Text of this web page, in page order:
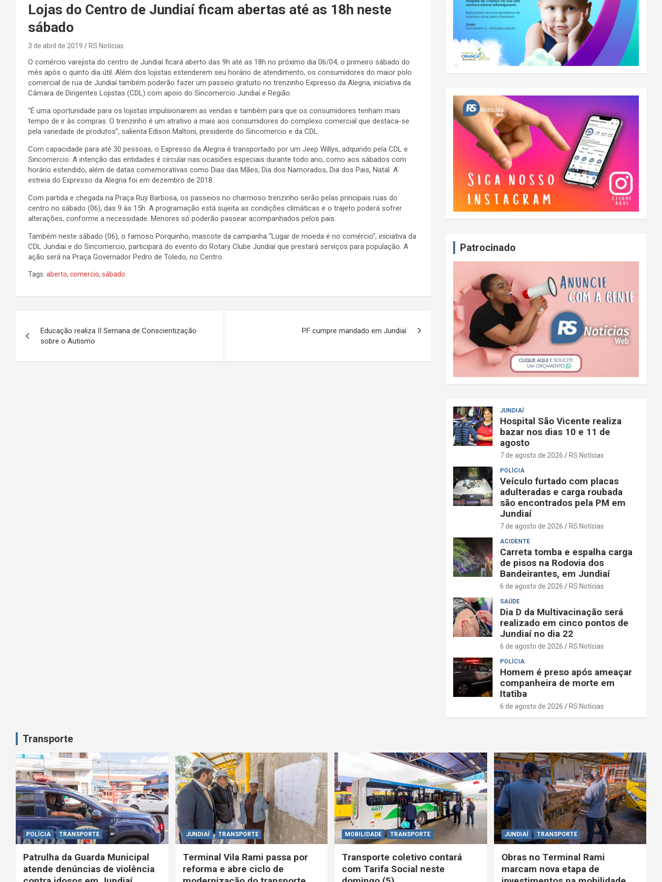
Lojas do Centro de Jundiaí ficam abertas até as 18h neste
sábado
3 de abril de 2019 RS Notícias
O comércio varejista do centro de Jundiaí ficará aberto das 9h até as 18h no próximo dia 06/04, o primeiro sábado do
mês após o quinto dia útil. Além dos lojistas estenderem seu horário de atendimento, os consumidores do maior polo
comercial de rua de Jundiaí também poderão fazer um passeio gratuito no trenzinho Expresso da Alegria, iniciativa da
Câmara de Dirigentes Lojistas (CDL) com apoio do Sincomercio Jundiaí e Região.
“É uma oportunidade para os lojistas impulsionarem as vendas e também para que os consumidores tenham mais
tempo de ir às compras. O trenzinho é um atrativo a mais aos consumidores do complexo comercial que destaca-se
pela variedade de produtos”, salienta Edison Maltoni, presidente do Sincomercio e da CDL.
Com capacidade para até 30 pessoas, o Expresso da Alegria é transportado por um Jeep Willys, adquirido pela CDL e
Sincomercio. A intenção das entidades é circular nas ocasiões especiais durante todo ano, como aos sábados com
horário estendido, além de datas comemorativas como Dias das Mães, Dia dos Namorados, Dia dos Pais, Natal. A
estreia do Expresso da Alegria foi em dezembro de 2018.
Com partida e chegada na Praça Ruy Barbosa, os passeios no charmoso trenzinho serão pelas principais ruas do
centro no sábado (06), das 9 às 15h. A programação está sujeita as condições climáticas e o trajeto poderá sofrer
alterações, conforme a necessidade. Menores só poderão passear acompanhados pelos pais.
Também neste sábado (06), o famoso Porquinho, mascote da campanha “Lugar de moeda é no comércio”, iniciativa da
CDL Jundiai e do Sincomercio, participará do evento do Rotary Clube Jundiaí que prestará serviços para população. A
ação será na Praça Governador Pedro de Toledo, no Centro.
Tags: aberto, comercio, sábado
v
Educação realiza II Semana de Conscientização
sobre o Autismo
PF cumpre mandado em Jundiaí
Patrocinado
JUNDIAÍ
Hospital São Vicente realiza
bazar nos dias 10 e 11 de
agosto
7 de agosto de 2026 RS Notícias
POLÍCIA
Veículo furtado com placas
adulteradas e carga roubada
são encontrados pela PM em
Jundiaí
7 de agosto de 2026 RS Notícias
ACIDENTE
Carreta tomba e espalha carga
de pisos na Rodovia dos
Bandeirantes, em Jundiaí
6 de agosto de 2026 RS Notícias
SAÚDE
Dia D da Multivacinação será
realizado em cinco pontos de
Jundiaí no dia 22
6 de agosto de 2026 RS Notícias
POLÍCIA
Homem é preso após ameaçar
companheira de morte em
Itatiba
6 de agosto de 2026 RS Notícias
Transporte
POLÍCIA TRANSPORTE
Patrulha da Guarda Municipal
atende denúncias de violência
JUNDIAÍ TRANSPORTE
Terminal Vila Rami passa por
reforma e abre ciclo de
MOBILIDADE TRANSPORTE
Transporte coletivo contará
com Tarifa Social neste
JUNDIAÍ TRANSPORTE
Obras no Terminal Rami
marcam nova etapa de